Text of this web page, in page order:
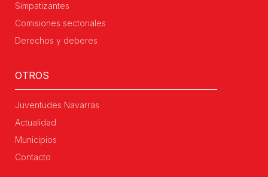
Simpatizantes
Comisiones sectoriales
Derechos y deberes
OTROS
Juventudes Navarras
Actualidad
Municipios
Contacto